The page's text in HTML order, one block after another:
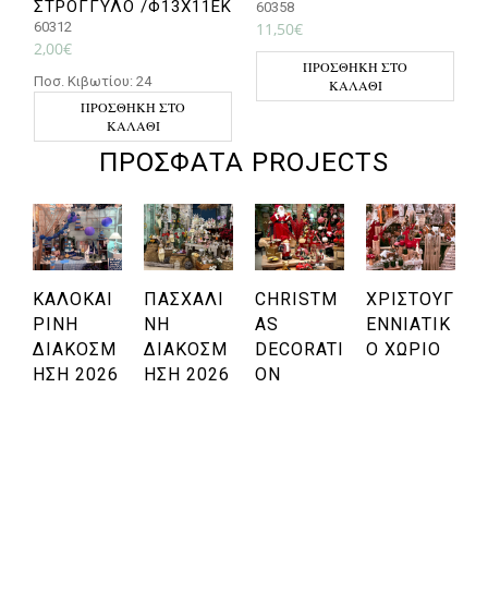
ΣΤΡΟΓΓΥΛΟ /Φ13Χ11ΕΚ
60312
2,00€
Ποσ. Κιβωτίου: 24
ΠΡΟΣΘΉΚΗ ΣΤΟ
ΚΑΛΆΘΙ
60358
11,50€
ΠΡΟΣΘΉΚΗ ΣΤΟ
ΚΑΛΆΘΙ
ΠΡΌΣΦΑΤΑ PROJECTS
ΚΑΛΟΚΑΙ
ΡΙΝΉ
ΔΙΑΚΌΣΜ
ΗΣΗ 2026
ΠΑΣΧΑΛΙ
ΝΉ
ΔΙΑΚΌΣΜ
ΗΣΗ 2026
CHRISTM
AS
DECORATI
ON
ΧΡΙΣΤΟΥΓ
ΕΝΝΙΆΤΙΚ
Ο ΧΩΡΙΌ